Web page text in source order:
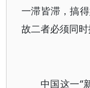
一滞皆滞，搞
故二者必须同时
中国这一“